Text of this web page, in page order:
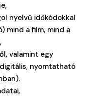
nyelvű időkódokkal
mind a film, mind a
valamint egy
nyomtatható